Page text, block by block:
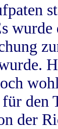
wurde
den
der